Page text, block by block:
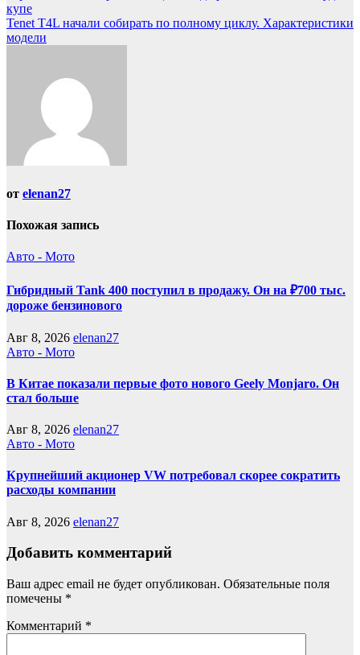
по
записям
купе
Tenet T4L начали собирать по полному циклу. Характеристики
модели
от elenan27
Похожая запись
Авто - Мото
Гибридный Tank 400 поступил в продажу. Он на ₽700 тыс.
дороже бензинового
Авг 8, 2026 elenan27
Авто - Мото
В Китае показали первые фото нового Geely Monjaro. Он
стал больше
Авг 8, 2026 elenan27
Авто - Мото
Крупнейший акционер VW потребовал скорее сократить
расходы компании
Авг 8, 2026 elenan27
Добавить комментарий
Ваш адрес email не будет опубликован. Обязательные поля
помечены *
Комментарий *